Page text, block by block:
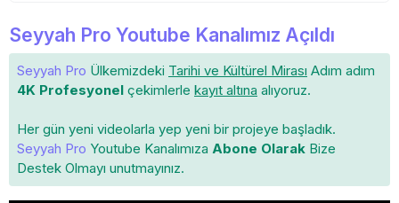
Seyyah Pro Youtube Kanalımız Açıldı
Seyyah Pro Ülkemizdeki Tarihi ve Kültürel Mirası Adım adım
4K Profesyonel çekimlerle kayıt altına alıyoruz.
Her gün yeni videolarla yep yeni bir projeye başladık.
Seyyah Pro Youtube Kanalımıza Abone Olarak Bize
Destek Olmayı unutmayınız.